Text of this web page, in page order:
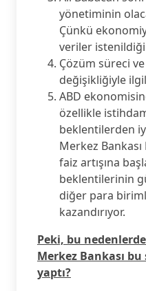
yönetiminin
Çünkü
veriler
Çözüm süreci ve
değişikliğiyle
ABD
özellikle
beklentilerden
Merkez Bankası
faiz artışına
beklentilerinin
diğer para
kazandırıyor.
Peki, bu
Merkez Bankası
yaptı?